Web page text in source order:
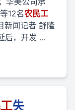
12名农民工
新闻记者 舒隆
后，开发 ...
工失